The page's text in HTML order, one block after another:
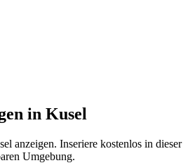
in Kusel
anzeigen. Inseriere kostenlos in dieser
Umgebung.